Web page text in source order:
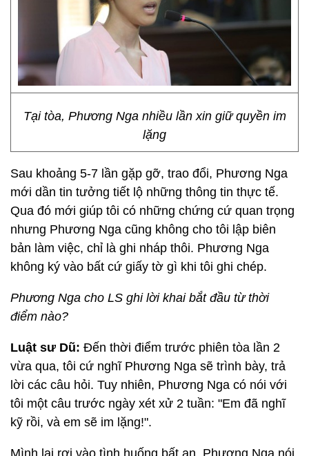
Tại tòa, Phương Nga nhiều lần xin giữ quyền im
lặng
Sau khoảng 5-7 lần gặp gỡ, trao đổi, Phương Nga
mới dần tin tưởng tiết lộ những thông tin thực tế.
Qua đó mới giúp tôi có những chứng cứ quan trọng
nhưng Phương Nga cũng không cho tôi lập biên
bản làm việc, chỉ là ghi nháp thôi. Phương Nga
không ký vào bất cứ giấy tờ gì khi tôi ghi chép.
Phương Nga cho LS ghi lời khai bắt đầu từ thời
điểm nào?
Luật sư Dũ: Đến thời điểm trước phiên tòa lần 2
vừa qua, tôi cứ nghĩ Phương Nga sẽ trình bày, trả
lời các câu hỏi. Tuy nhiên, Phương Nga có nói với
tôi một câu trước ngày xét xử 2 tuần: "Em đã nghĩ
kỹ rồi, và em sẽ im lặng!".
Mình lại rơi vào tình huống bất an, Phương Nga nói